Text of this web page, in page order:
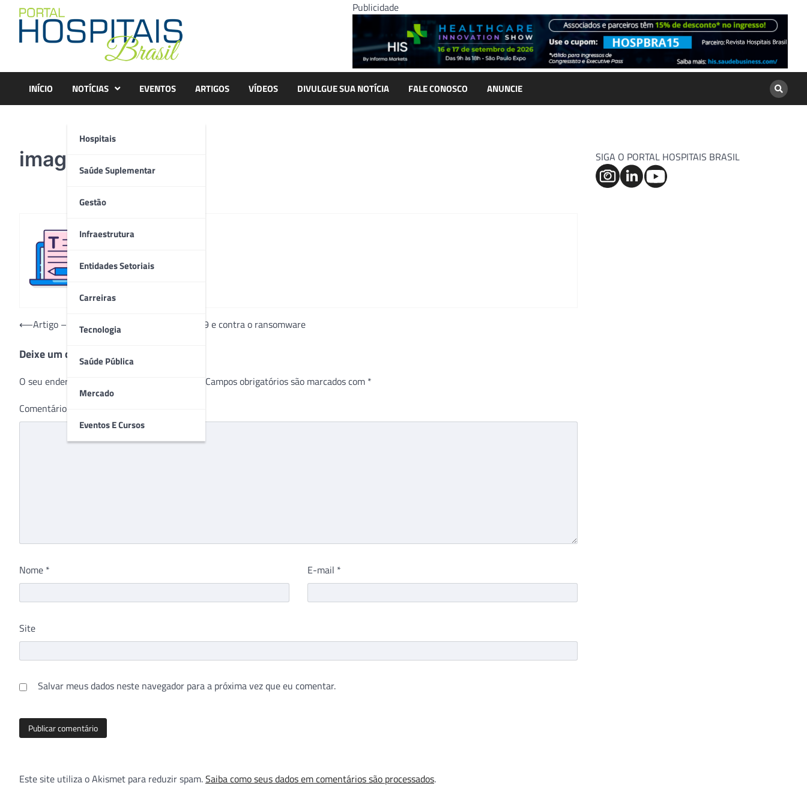
content
Publicidade
INÍCIO NOTÍCIAS
Hospitais
Saúde Suplementar
Gestão
Infraestrutura
Entidades Setoriais
Carreiras
Tecnologia
Saúde Pública
Mercado
Eventos E Cursos
EVENTOS ARTIGOS VÍDEOS DIVULGUE SUA NOTÍCIA FALE CONOSCO ANUNCIE
image007
Navegação
Post
⟵Artigo – Hospitais lutam contra o Covid-19 e contra o ransomware
Deixe um comentário
O seu endereço de e-mail não será publicado. Campos obrigatórios são marcados com *
Comentário
Nome * E-mail *
Site
Salvar meus dados neste navegador para a próxima vez que eu comentar.
Este site utiliza o Akismet para reduzir spam.Saiba como seus dados em comentários são processados.
SIGA O PORTAL HOSPITAIS BRASIL